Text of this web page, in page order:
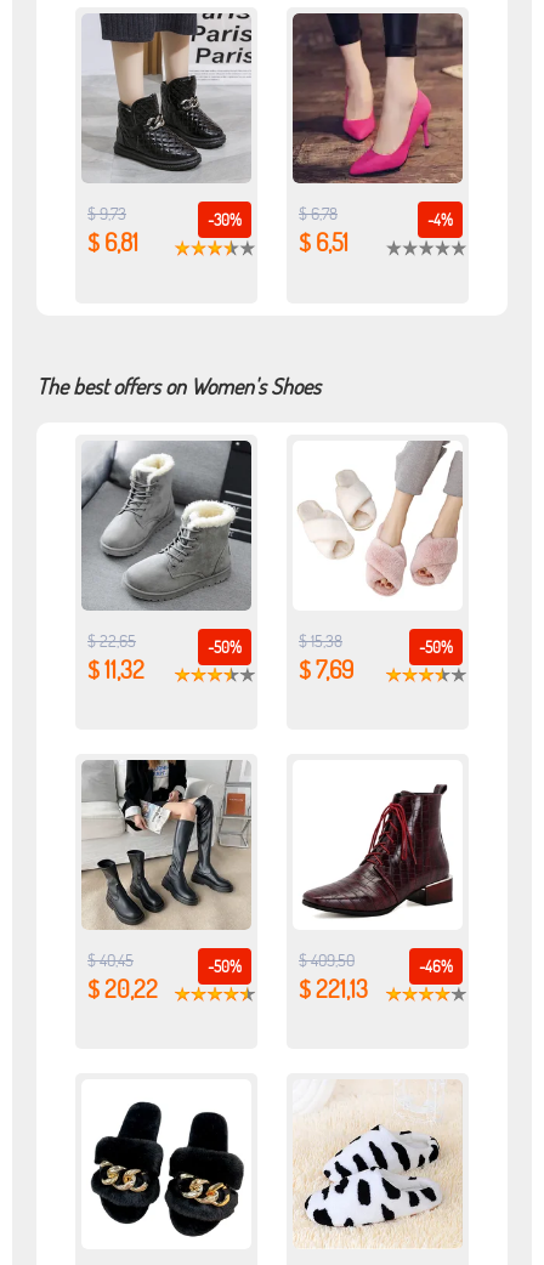
-30%
$ 9,73
$ 6,81
-4%
$ 6,78
$ 6,51
The best offers on Women's Shoes
-50%
$ 22,65
$ 11,32
-50%
$ 15,38
$ 7,69
-50%
$ 40,45
$ 20,22
-46%
$ 409,50
$ 221,13